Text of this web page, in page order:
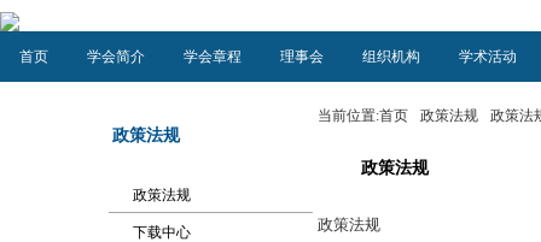
首页 学会简介 学会章程 理事会 组织机构 学术活动
政策法规
政策法规
下载中心
当前位置:首页 政策法规 政策法
政策法规
政策法规